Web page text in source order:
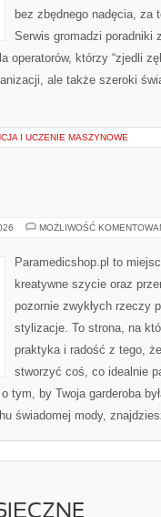
bez zbędnego nadęcia, za
Serwis gromadzi poradniki
operatorów, którzy “zjedli
ale także szeroki
I UCZENIE MASZYNOWE
MOŻLIWOŚĆ
Paramedicshop.pl to
kreatywne szycie oraz
pozornie zwykłych rzeczy
stylizacje. To strona, na
praktyka i radość z tego,
stworzyć coś, co idealnie
tym, by Twoja garderoba
świadomej mody,